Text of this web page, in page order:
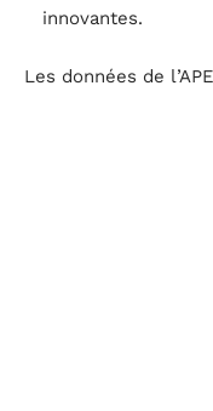
innovantes.
Les données de